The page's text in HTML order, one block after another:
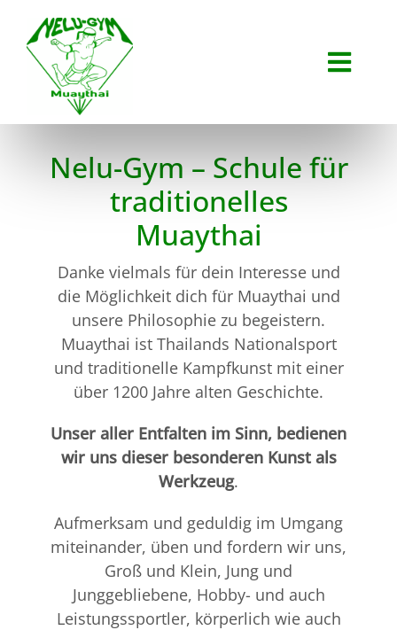
content
Philsosophie
Schulleiter
Trainingszeiten
Nelu-Gym – Schule für
traditionelles
Muaythai
Danke vielmals für dein Interesse und
die Möglichkeit dich für Muaythai und
unsere Philosophie zu begeistern.
Muaythai ist Thailands Nationalsport
und traditionelle Kampfkunst mit einer
über 1200 Jahre alten Geschichte.
Unser aller Entfalten im Sinn, bedienen
wir uns dieser besonderen Kunst als
Werkzeug.
Aufmerksam und geduldig im Umgang
miteinander, üben und fordern wir uns,
Groß und Klein, Jung und
Junggebliebene, Hobby- und auch
Leistungssportler, körperlich wie auch